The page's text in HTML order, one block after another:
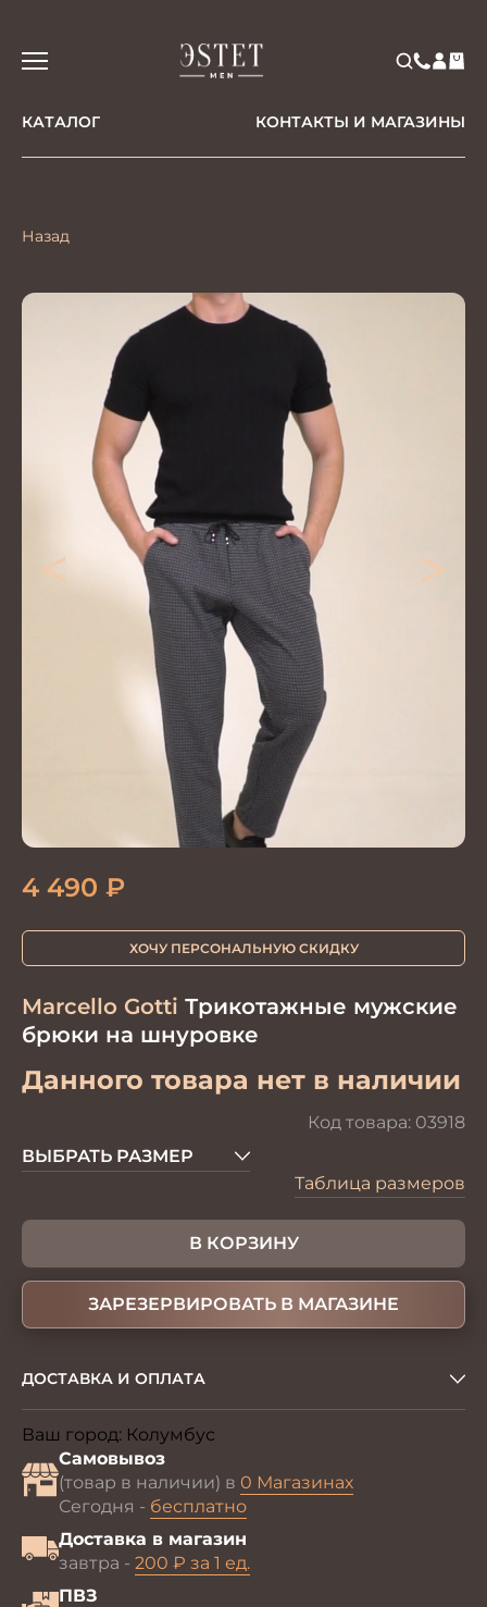
КАТАЛОГ КОНТАКТЫ И МАГАЗИНЫ
Назад
< >
Marcello Gotti Трикотажные мужские
брюки на шнуровке
Данного товара нет в наличии
Код товара: 03918
4 490 ₽
ХОЧУ ПЕРСОНАЛЬНУЮ СКИДКУ
ВЫБРАТЬ РАЗМЕР
Таблица размеров
В КОРЗИНУ
ЗАРЕЗЕРВИРОВАТЬ В МАГАЗИНЕ
ДОСТАВКА И ОПЛАТА
Ваш город: Колумбус
Самовывоз
(товар в наличии) в 0 Магазинах
Сегодня - бесплатно
Доставка в магазин
завтра - 200 ₽ за 1 ед.
ПВЗ